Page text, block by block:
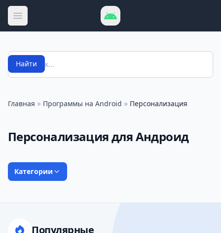
Открыть меню
Поиск
Найти
Главная » Программы на Android » Персонализация
Персонализация для Андроид
Категории
Популярные